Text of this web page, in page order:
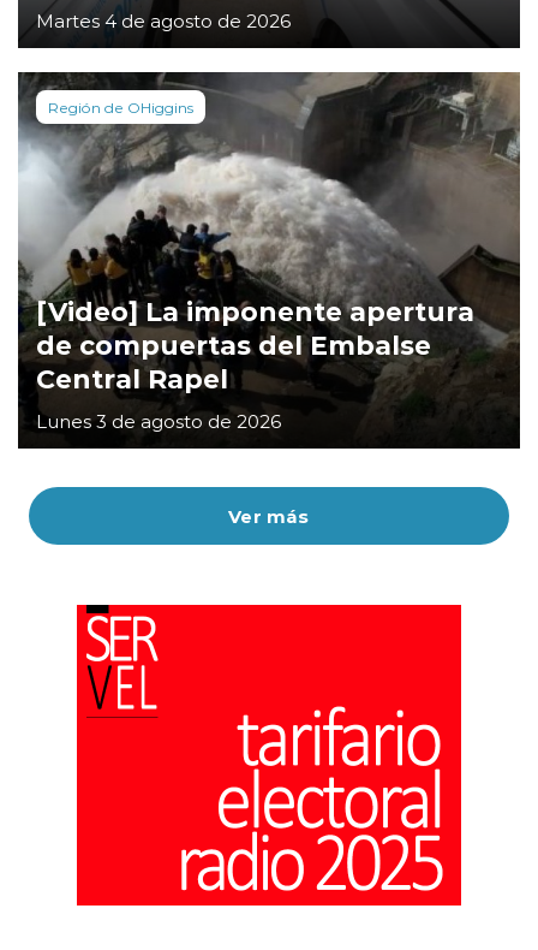
Ver más
Martes 4 de agosto de 2026
Región de OHiggins
[Video] La imponente apertura
de compuertas del Embalse
Central Rapel
Lunes 3 de agosto de 2026